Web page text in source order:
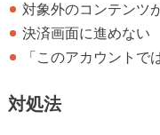
対象外のコンテンツ
決済画面に進めない
「このアカウントで
対処法